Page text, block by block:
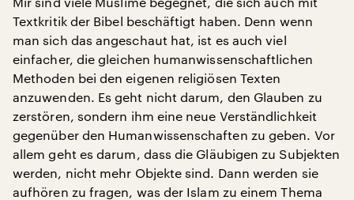
Textkritik der Bibel beschäftigt haben. Denn wenn
man sich das angeschaut hat, ist es auch viel
einfacher, die gleichen humanwissenschaftlichen
Methoden bei den eigenen religiösen Texten
anzuwenden. Es geht nicht darum, den Glauben zu
zerstören, sondern ihm eine neue Verständlichkeit
gegenüber den Humanwissenschaften zu geben. Vor
allem geht es darum, dass die Gläubigen zu Subjekten
werden, nicht mehr Objekte sind. Dann werden sie
aufhören zu fragen, was der Islam zu einem Thema